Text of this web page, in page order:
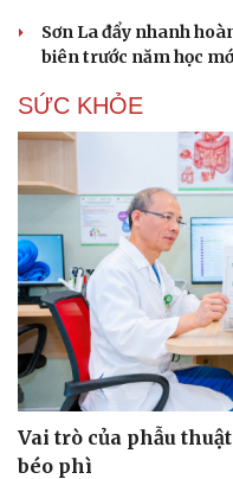
Sơn La đẩy nhanh
biên trước năm học
SỨC KHỎE
Vai trò của phẫu
béo phì